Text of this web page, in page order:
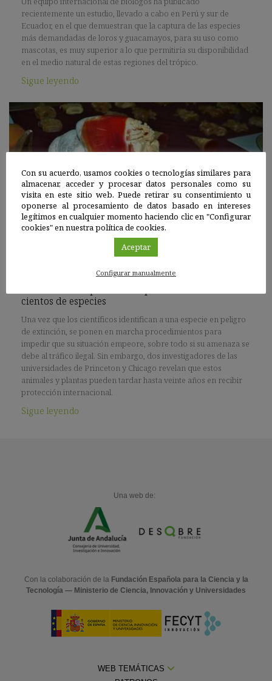
recientemente un estudio, llevado a cabo en Perú y sur de
Ecuador, en el que demuestran que la captura de las especies
más demandadas de loros y guacamayos, para su uso como
mascotas, es muy superior a lo que permitiría su disponibilidad
en el medio natural de estas regiones del trópico.
Sigue leyendo
cientos de especies
Una vez que los científicos identifican a una especie en peligro
de extinción, se ponen en marcha procedimientos para
impedir que su situación empeore, sobre todo si su amenaza se
debe al tráfico ilegal. Sin embargo, dos investigadores de las
universidades de Princeton y Chicago revelan que estos
animales y plantas pueden tardar hasta veinte años en recibir
protección internacional.
Sigue leyendo
Una web de:
Con la colaboración de la Fundación Española para la Ciencia y la
Tecnología — Ministerio de Ciencia, Innovación y Universidades
WEB TEMÁTICAS
Con su acuerdo, usamos cookies o tecnologías similares para
almacenar, acceder y procesar datos personales como su
visita en este sitio web. Puede retirar su consentimiento u
oponerse al procesamiento de datos basado en intereses
legítimos en cualquier momento haciendo clic en "Configurar
cookies" en nuestra política de cookies.
Aceptar
Configurar manualmente